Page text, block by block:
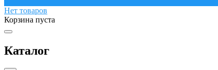
Нет товаров
Корзина пуста
Каталог